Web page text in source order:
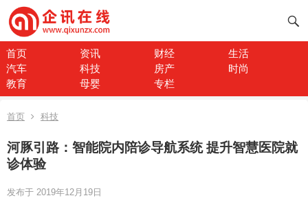
首页 资讯 财经
生活
汽车
科技 房产
时尚
教育
母婴 专栏
首页 科技
河豚引路：智能院内陪诊导航系统 提升智慧医院就
诊体验
发布于 2019年12月19日